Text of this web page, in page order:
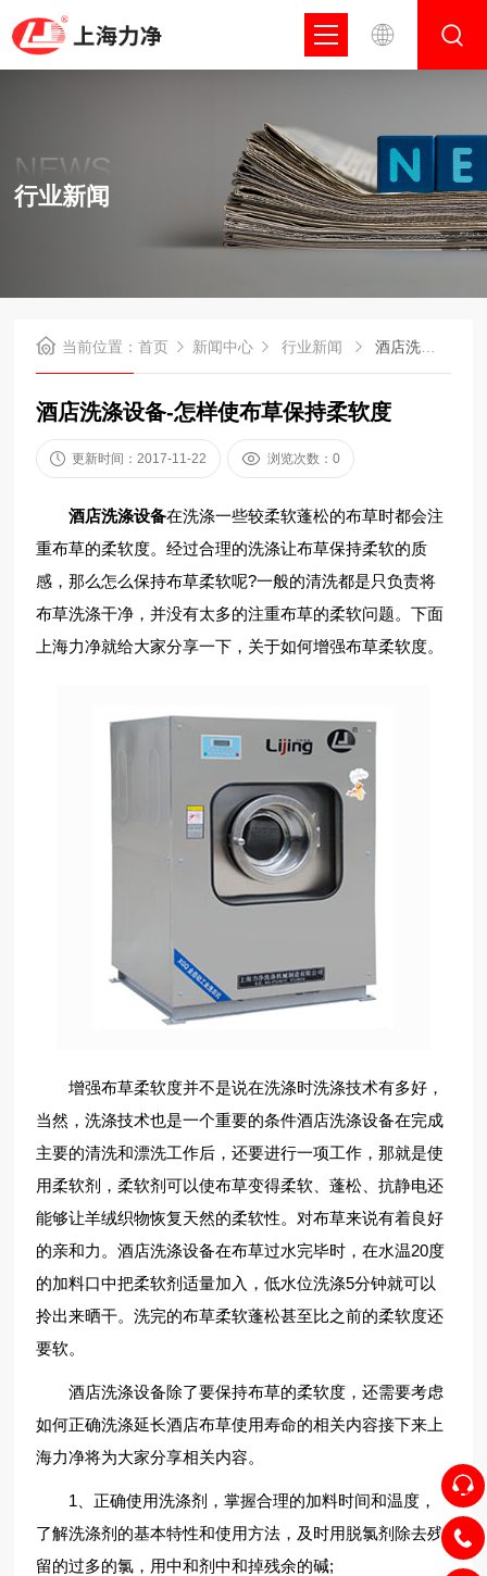
NEWS
行业新闻
当前位置：首页 新闻中心 行业新闻 酒店洗涤设备-怎样使布草保持柔软度
酒店洗涤设备-怎样使布草保持柔软度
更新时间：2017-11-22 浏览次数：0
酒店洗涤设备在洗涤一些较柔软蓬松的布草时都会注
重布草的柔软度。经过合理的洗涤让布草保持柔软的质
感，那么怎么保持布草柔软呢?一般的清洗都是只负责将
布草洗涤干净，并没有太多的注重布草的柔软问题。下面
上海力净就给大家分享一下，关于如何增强布草柔软度。
增强布草柔软度并不是说在洗涤时洗涤技术有多好，
当然，洗涤技术也是一个重要的条件酒店洗涤设备在完成
主要的清洗和漂洗工作后，还要进行一项工作，那就是使
用柔软剂，柔软剂可以使布草变得柔软、蓬松、抗静电还
能够让羊绒织物恢复天然的柔软性。对布草来说有着良好
的亲和力。酒店洗涤设备在布草过水完毕时，在水温20度
的加料口中把柔软剂适量加入，低水位洗涤5分钟就可以
拎出来晒干。洗完的布草柔软蓬松甚至比之前的柔软度还
要软。
酒店洗涤设备除了要保持布草的柔软度，还需要考虑
如何正确洗涤延长酒店布草使用寿命的相关内容接下来上
海力净将为大家分享相关内容。
1、正确使用洗涤剂，掌握合理的加料时间和温度，
了解洗涤剂的基本特性和使用方法，及时用脱氯剂除去残
留的过多的氯，用中和剂中和掉残余的碱;